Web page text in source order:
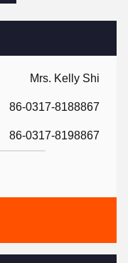
Mrs. Kelly Shi
86-0317-8188867
86-0317-8198867